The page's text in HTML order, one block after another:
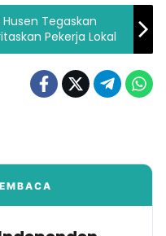
Tegaskan
Pekerja Lokal